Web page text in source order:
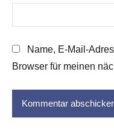
Name, E-Mail-
Browser für meinen